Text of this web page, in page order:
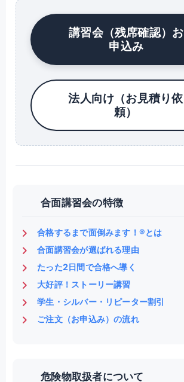
講習会（残席確認）お
申込み
法人向け（お見積り依
頼）
合面講習会の特徴
合格するまで面倒みます！®とは
合面講習会が選ばれる理由
たった2日間で合格へ導く
大好評！ストーリー講習
学生・シルバー・リピーター割引
ご注文（お申込み）の流れ
危険物取扱者について